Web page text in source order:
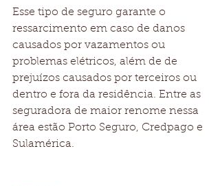
Esse tipo de seguro garante o
ressarcimento em caso de danos
causados por vazamentos ou
problemas elétricos, além de de
prejuízos causados por terceiros ou
dentro e fora da residência. Entre as
seguradora de maior renome nessa
área estão Porto Seguro, Credpago e
Sulamérica.